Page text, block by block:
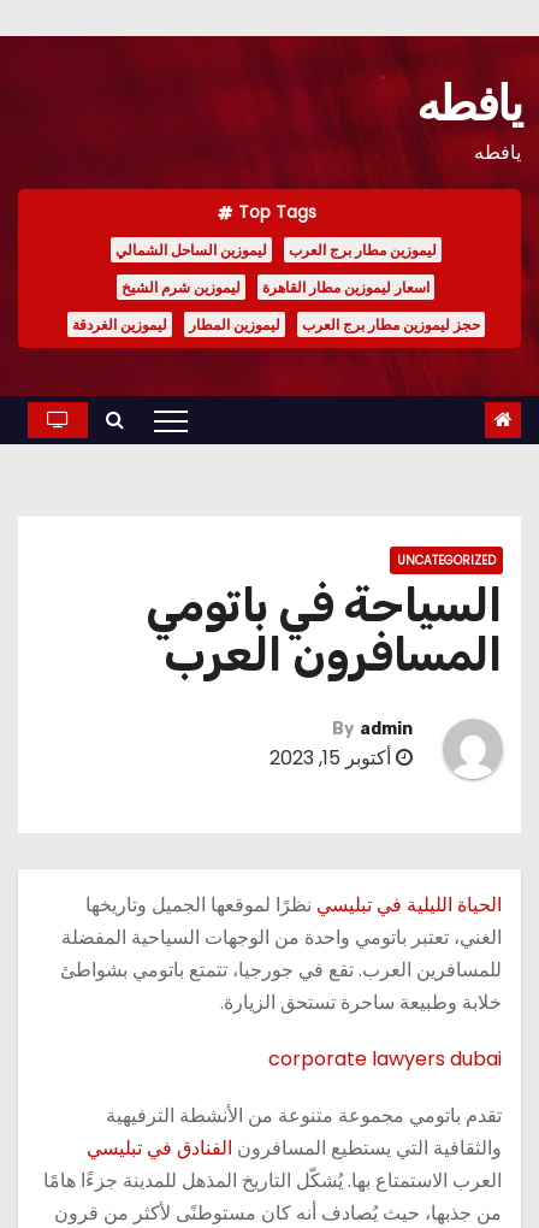
Skip
content
يافطه
يافطه
Top Tags
ليموزين مطار برج العرب
ليموزين الساحل الشمالي
اسعار ليموزين مطار القاهرة
ليموزين شرم الشيخ
حجز ليموزين مطار برج العرب
ليموزين المطار ليموزين الغردقة
UNCATEGORIZED
السياحة في باتومي
المسافرون العرب
By admin
أكتوبر 15, 2023
الحياة الليلية في تبليسي نظرًا لموقعها الجميل وتاريخها
الغني، تعتبر باتومي واحدة من الوجهات السياحية المفضلة
للمسافرين العرب. تقع في جورجيا، تتمتع باتومي بشواطئ
خلابة وطبيعة ساحرة تستحق الزيارة.
corporate lawyers dubai
تقدم باتومي مجموعة متنوعة من الأنشطة الترفيهية
والثقافية التي يستطيع المسافرون الفنادق في تبليسي
العرب الاستمتاع بها. يُشكّل التاريخ المذهل للمدينة جزءًا هامًا
من جذبها، حيث يُصادف أنه كان مستوطنًى لأكثر من قرون